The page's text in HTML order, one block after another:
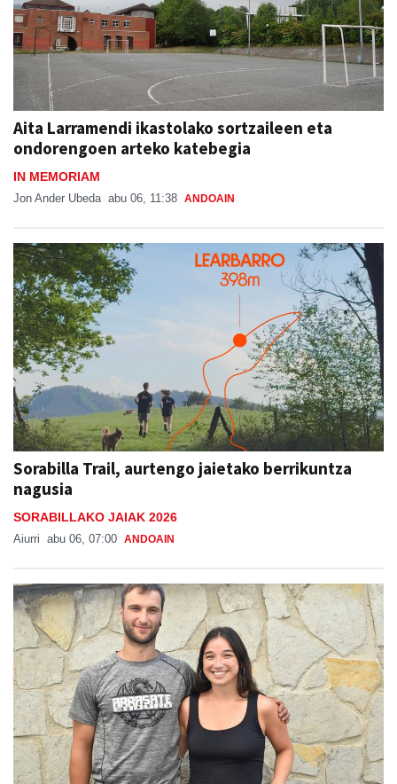
Aita Larramendi ikastolako sortzaileen eta
ondorengoen arteko katebegia
IN MEMORIAM
Jon Ander Ubeda abu 06, 11:38 ANDOAIN
Sorabilla Trail, aurtengo jaietako berrikuntza
nagusia
SORABILLAKO JAIAK 2026
Aiurri abu 06, 07:00 ANDOAIN